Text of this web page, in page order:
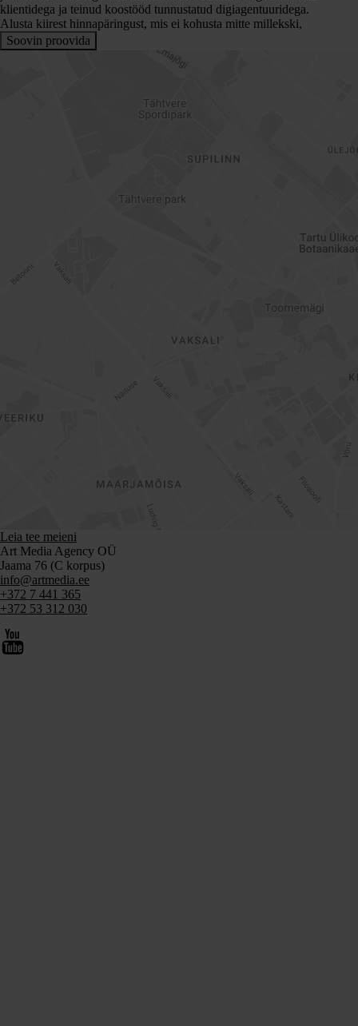
klientidega ja teinud koostööd tunnustatud digiagentuuridega.
Alusta kiirest hinnapäringust, mis ei kohusta mitte millekski,
Soovin proovida
Leia tee meieni
Art Media Agency OÜ
Jaama 76 (C korpus)
info@artmedia.ee
+372 7 441 365
+372 53 312 030